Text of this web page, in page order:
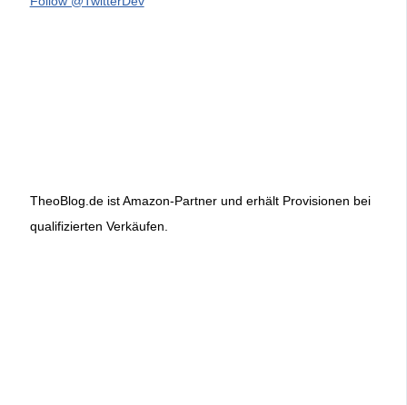
TheoBlog.de ist Amazon-Partner und erhält Provisionen bei
qualifizierten Verkäufen.